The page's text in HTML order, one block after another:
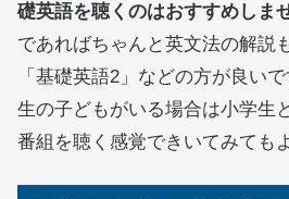
礎英語を聴くのはおすすめしま
であればちゃんと英文法の解説
「基礎英語2」などの方が良い
生の子どもがいる場合は小学生
番組を聴く感覚できいてみても